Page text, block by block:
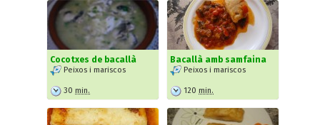
Cocotxes de bacallà
Peixos i mariscos
30 min.
Bacallà amb samfaina
Peixos i mariscos
120 min.